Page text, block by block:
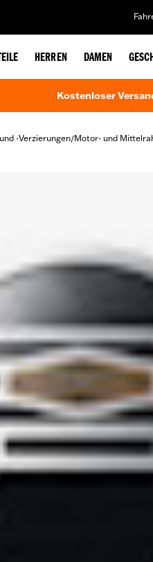
HERREN DAMEN
Kostenloser
-Verzierungen/Motor- und